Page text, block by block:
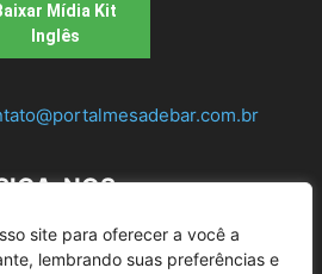
site para oferecer a você a
lembrando suas preferências e
Mídia Kit
Inglês
NOS